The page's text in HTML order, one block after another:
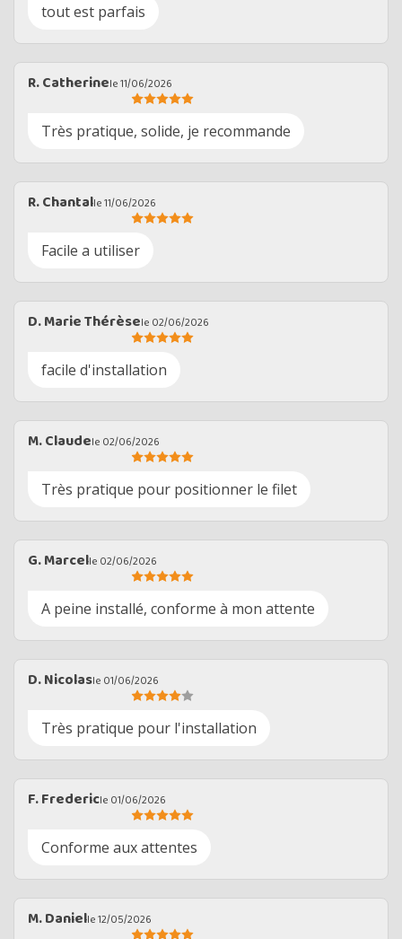
tout est parfais
R. Catherinele 11/06/2026
Très pratique, solide, je recommande
R. Chantalle 11/06/2026
Facile a utiliser
D. Marie Thérèsele 02/06/2026
facile d'installation
M. Claudele 02/06/2026
Très pratique pour positionner le filet
G. Marcelle 02/06/2026
A peine installé, conforme à mon attente
D. Nicolasle 01/06/2026
Très pratique pour l'installation
F. Fredericle 01/06/2026
Conforme aux attentes
M. Danielle 12/05/2026